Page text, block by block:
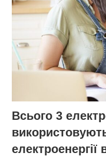
Всього 3